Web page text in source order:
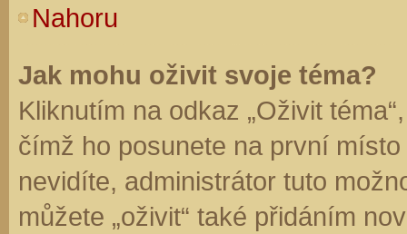
Nahoru
Jak mohu oživit svoje téma?
Kliknutím na odkaz „Oživit
čímž ho posunete na první
nevidíte, administrátor tuto
můžete „oživit“ také přidáním